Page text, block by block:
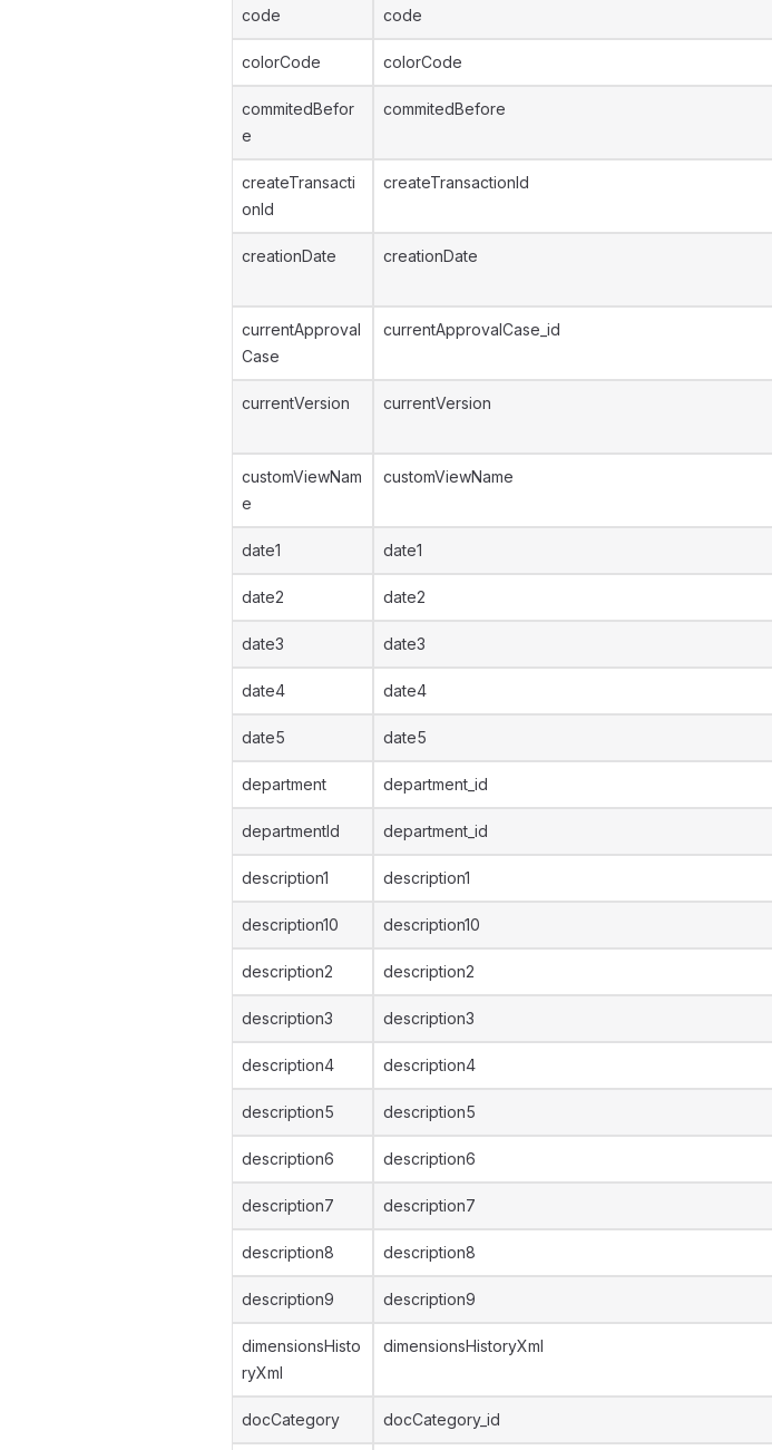
code code
colorCode colorCode
commitedBefor
e
commitedBefore
createTransacti
onId
createTransactionId
creationDate creationDate
currentApproval
Case
currentApprovalCase_id
currentVersion currentVersion
customViewNam
e
customViewName
date1 date1
date2 date2
date3 date3
date4 date4
date5 date5
department department_id
departmentId department_id
description1 description1
description10 description10
description2 description2
description3 description3
description4 description4
description5 description5
description6 description6
description7 description7
description8 description8
description9 description9
dimensionsHisto
ryXml
dimensionsHistoryXml
docCategory docCategory_id